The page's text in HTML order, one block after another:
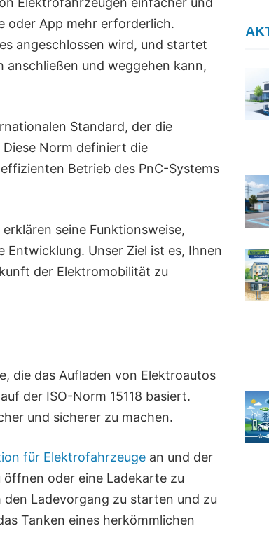
oder App mehr erforderlich.
angeschlossen wird, und startet
anschließen und weggehen kann,
Standard, der die
Diese Norm definiert die
Betrieb des PnC-Systems
seine Funktionsweise,
Unser Ziel ist es, Ihnen
der Elektromobilität zu
die das Aufladen von Elektroautos
der ISO-Norm 15118 basiert.
und sicherer zu machen.
für Elektrofahrzeuge an und der
oder eine Ladekarte zu
Ladevorgang zu starten und zu
Tanken eines herkömmlichen